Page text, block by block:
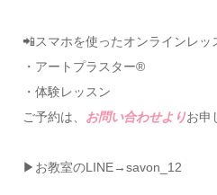
📲スマホを使ったオンラインレッ
・アートプラスター®
・体験レッスン
ご予約は、 お問い合わせよりお申
▶お教室のLINE→savon_12